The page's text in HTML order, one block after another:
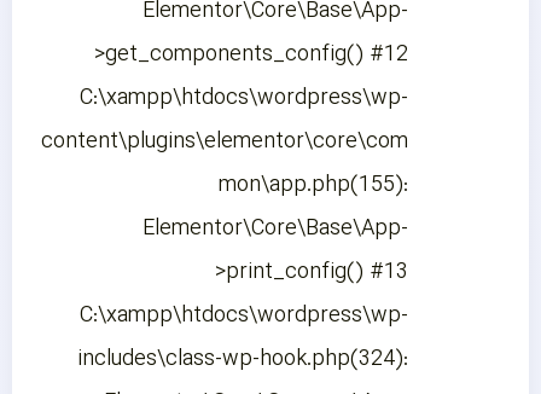
Elementor\Core\Base\App-
>get_components_config() #12
C:\xampp\htdocs\wordpress\wp-
content\plugins\elementor\core\com
mon\app.php(155):
Elementor\Core\Base\App-
>print_config() #13
C:\xampp\htdocs\wordpress\wp-
includes\class-wp-hook.php(324):